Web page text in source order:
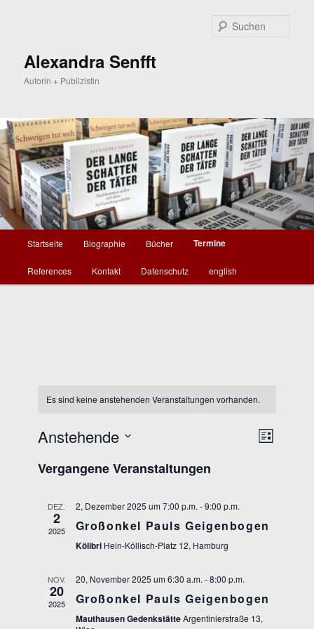
Alexandra Senfft
Autorin + Publizistin
Startseite Biographie Bücher Termine
References Kontakt Datenschutz english
Es sind keine anstehenden Veranstaltungen vorhanden.
Ansichten-
Navigation
Liste
Anstehende
wählen.
Vergangene Veranstaltungen
DEZ.
2
2025
2, Dezember 2025 um 7:00 p.m. -9:00 p.m.
Großonkel Pauls Geigenbogen
Kölibri Hein-Köllisch-Platz 12, Hamburg
NOV.
20
2025
20, November 2025 um 6:30 a.m. -8:00 p.m.
Großonkel Pauls Geigenbogen
Mauthausen GedenkstätteArgentinierstraße 13,